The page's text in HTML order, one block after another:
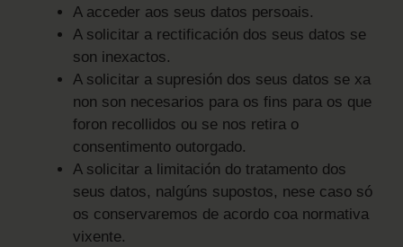
A acceder aos seus datos persoais.
A solicitar a rectificación dos seus datos se
son inexactos.
A solicitar a supresión dos seus datos se xa
non son necesarios para os fins para os que
foron recollidos ou se nos retira o
consentimento outorgado.
A solicitar a limitación do tratamento dos
seus datos, nalgúns supostos, nese caso só
os conservaremos de acordo coa normativa
vixente.